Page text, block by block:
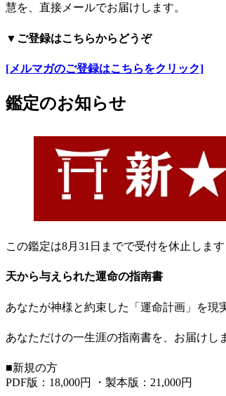
慧を、直接メールでお届けします。
▼ご登録はこちらからどうぞ
[メルマガのご登録はこちらをクリック]
鑑定のお知らせ
この鑑定は8月31日までで受付を休止します
天から与えられた運命の指南書
あなたが神様と約束した「運命計画」を現
あなただけの一生涯の指南書を、お届けし
■新規の方
PDF版：18,000円 ・製本版：21,000円